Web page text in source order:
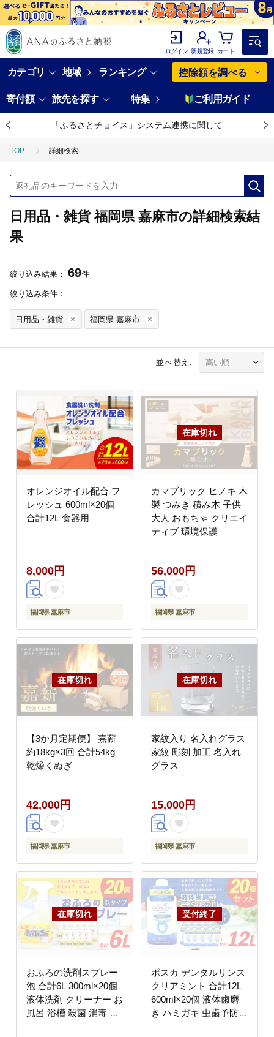
ログイン 新規登録 カート
カテゴリ 地域 ランキング 控除額を調べる
寄付額 旅先を探す 特集 ご利用ガイド
「ふるさとチョイス」システム連携に関して
TOP 詳細検索
日用品・雑貨 福岡県 嘉麻市の詳細検索結
果
絞り込み結果： 69件
絞り込み条件：
日用品・雑貨 福岡県 嘉麻市
並べ替え:
オレンジオイル配合 フ
レッシュ 600ml×20個
合計12L 食器用
8,000円
福岡県 嘉麻市
カマブリック ヒノキ 木
製 つみき 積み木 子供
大人 おもちゃ クリエイ
ティブ 環境保護
56,000円
福岡県 嘉麻市
【3か月定期便】 嘉薪
約18kg×3回 合計54kg
乾燥くぬぎ
42,000円
福岡県 嘉麻市
家紋入り 名入れグラス
家紋 彫刻 加工 名入れ
グラス
15,000円
福岡県 嘉麻市
おふろの洗剤スプレー
泡 合計6L 300ml×20個
液体洗剤 クリーナー お
風呂 浴槽 殺菌 消毒 日
ポスカ デンタルリンス
クリアミント 合計12L
600ml×20個 液体歯磨
き ハミガキ 虫歯予防